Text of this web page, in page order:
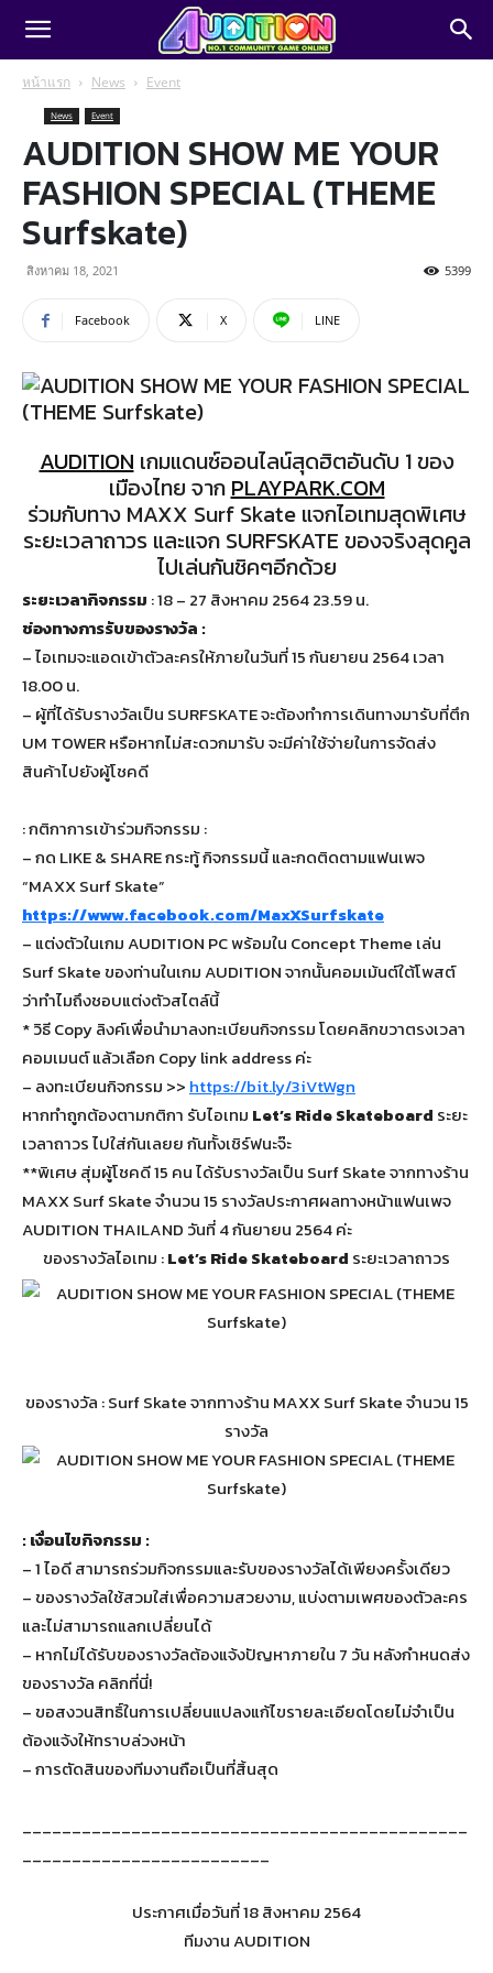
หน้าแรก News Event
News Event
AUDITION SHOW ME YOUR
FASHION SPECIAL (THEME
Surfskate)
สิงหาคม 18, 2021 5399
Facebook X LINE
AUDITIONเกมแดนซ์ออนไลน์สุดฮิตอันดับ 1 ของ
เมืองไทย จากPLAYPARK.COM
ร่วมกับทาง MAXX Surf Skate แจกไอเทมสุดพิเศษ
ระยะเวลาถาวร และแจก SURFSKATE ของจริงสุดคูล
ไปเล่นกันชิคๆอีกด้วย
ระยะเวลากิจกรรม : 18 – 27 สิงหาคม 2564 23.59 น.
ช่องทางการรับของรางวัล :
– ไอเทมจะแอดเข้าตัวละครให้ภายในวันที่ 15 กันยายน 2564 เวลา
18.00 น.
– ผู้ที่ได้รับรางวัลเป็น SURFSKATE จะต้องทำการเดินทางมารับที่ตึก
UM TOWER หรือหากไม่สะดวกมารับ จะมีค่าใช้จ่ายในการจัดส่ง
สินค้าไปยังผู้โชคดี
: กติกาการเข้าร่วมกิจกรรม :
– กด LIKE & SHARE กระทู้ กิจกรรมนี้ และกดติดตามแฟนเพจ
“MAXX Surf Skate”
https://www.facebook.com/MaxXSurfskate
– แต่งตัวในเกม AUDITION PC พร้อมใน Concept Theme เล่น
Surf Skate ของท่านในเกม AUDITION จากนั้นคอมเม้นต์ใต้โพสต์
ว่าทำไมถึงชอบแต่งตัวสไตล์นี้
* วิธี Copy ลิงค์เพื่อนำมาลงทะเบียนกิจกรรม โดยคลิกขวาตรงเวลา
คอมเมนต์ แล้วเลือก Copy link address ค่ะ
– ลงทะเบียนกิจกรรม >> https://bit.ly/3iVtWgn
หากทำถูกต้องตามกติกา รับไอเทม Let’s Ride Skateboard ระยะ
เวลาถาวร ไปใส่กันเลยย กันทั้งเชิร์ฟนะจ๊ะ
**พิเศษ สุ่มผู้โชคดี 15 คน ได้รับรางวัลเป็น Surf Skate จากทางร้าน
MAXX Surf Skate จำนวน 15 รางวัลประกาศผลทางหน้าแฟนเพจ
AUDITION THAILAND วันที่ 4 กันยายน 2564 ค่ะ
ของรางวัลไอเทม :Let’s Ride Skateboard ระยะเวลาถาวร
ของรางวัล : Surf Skate จากทางร้าน MAXX Surf Skate จำนวน 15
รางวัล
: เงื่อนไขกิจกรรม :
– 1 ไอดี สามารถร่วมกิจกรรมและรับของรางวัลได้เพียงครั้งเดียว
– ของรางวัลใช้สวมใส่เพื่อความสวยงาม, แบ่งตามเพศของตัวละคร
และไม่สามารถแลกเปลี่ยนได้
– หากไม่ได้รับของรางวัลต้องแจ้งปัญหาภายใน 7 วัน หลังกำหนดส่ง
ของรางวัล คลิกที่นี่!
– ขอสงวนสิทธิ์ในการเปลี่ยนแปลงแก้ไขรายละเอียดโดยไม่จำเป็น
ต้องแจ้งให้ทราบล่วงหน้า
– การตัดสินของทีมงานถือเป็นที่สิ้นสุด
_____________________________________________
_________________________
ประกาศเมื่อวันที่ 18 สิงหาคม 2564
ทีมงาน AUDITION